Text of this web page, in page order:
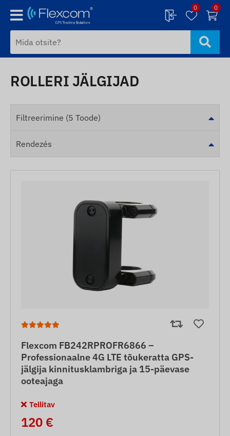
0 0
ROLLERI JÄLGIJAD
Filtreerimine (5 Toode)
Rendezés
Flexcom FB242RPROFR6866 –
Professionaalne 4G LTE tõukeratta GPS-
jälgija kinnitusklambriga ja 15-päevase
ooteajaga
Tellitav
120 €